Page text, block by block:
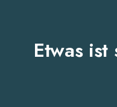
Etwas ist